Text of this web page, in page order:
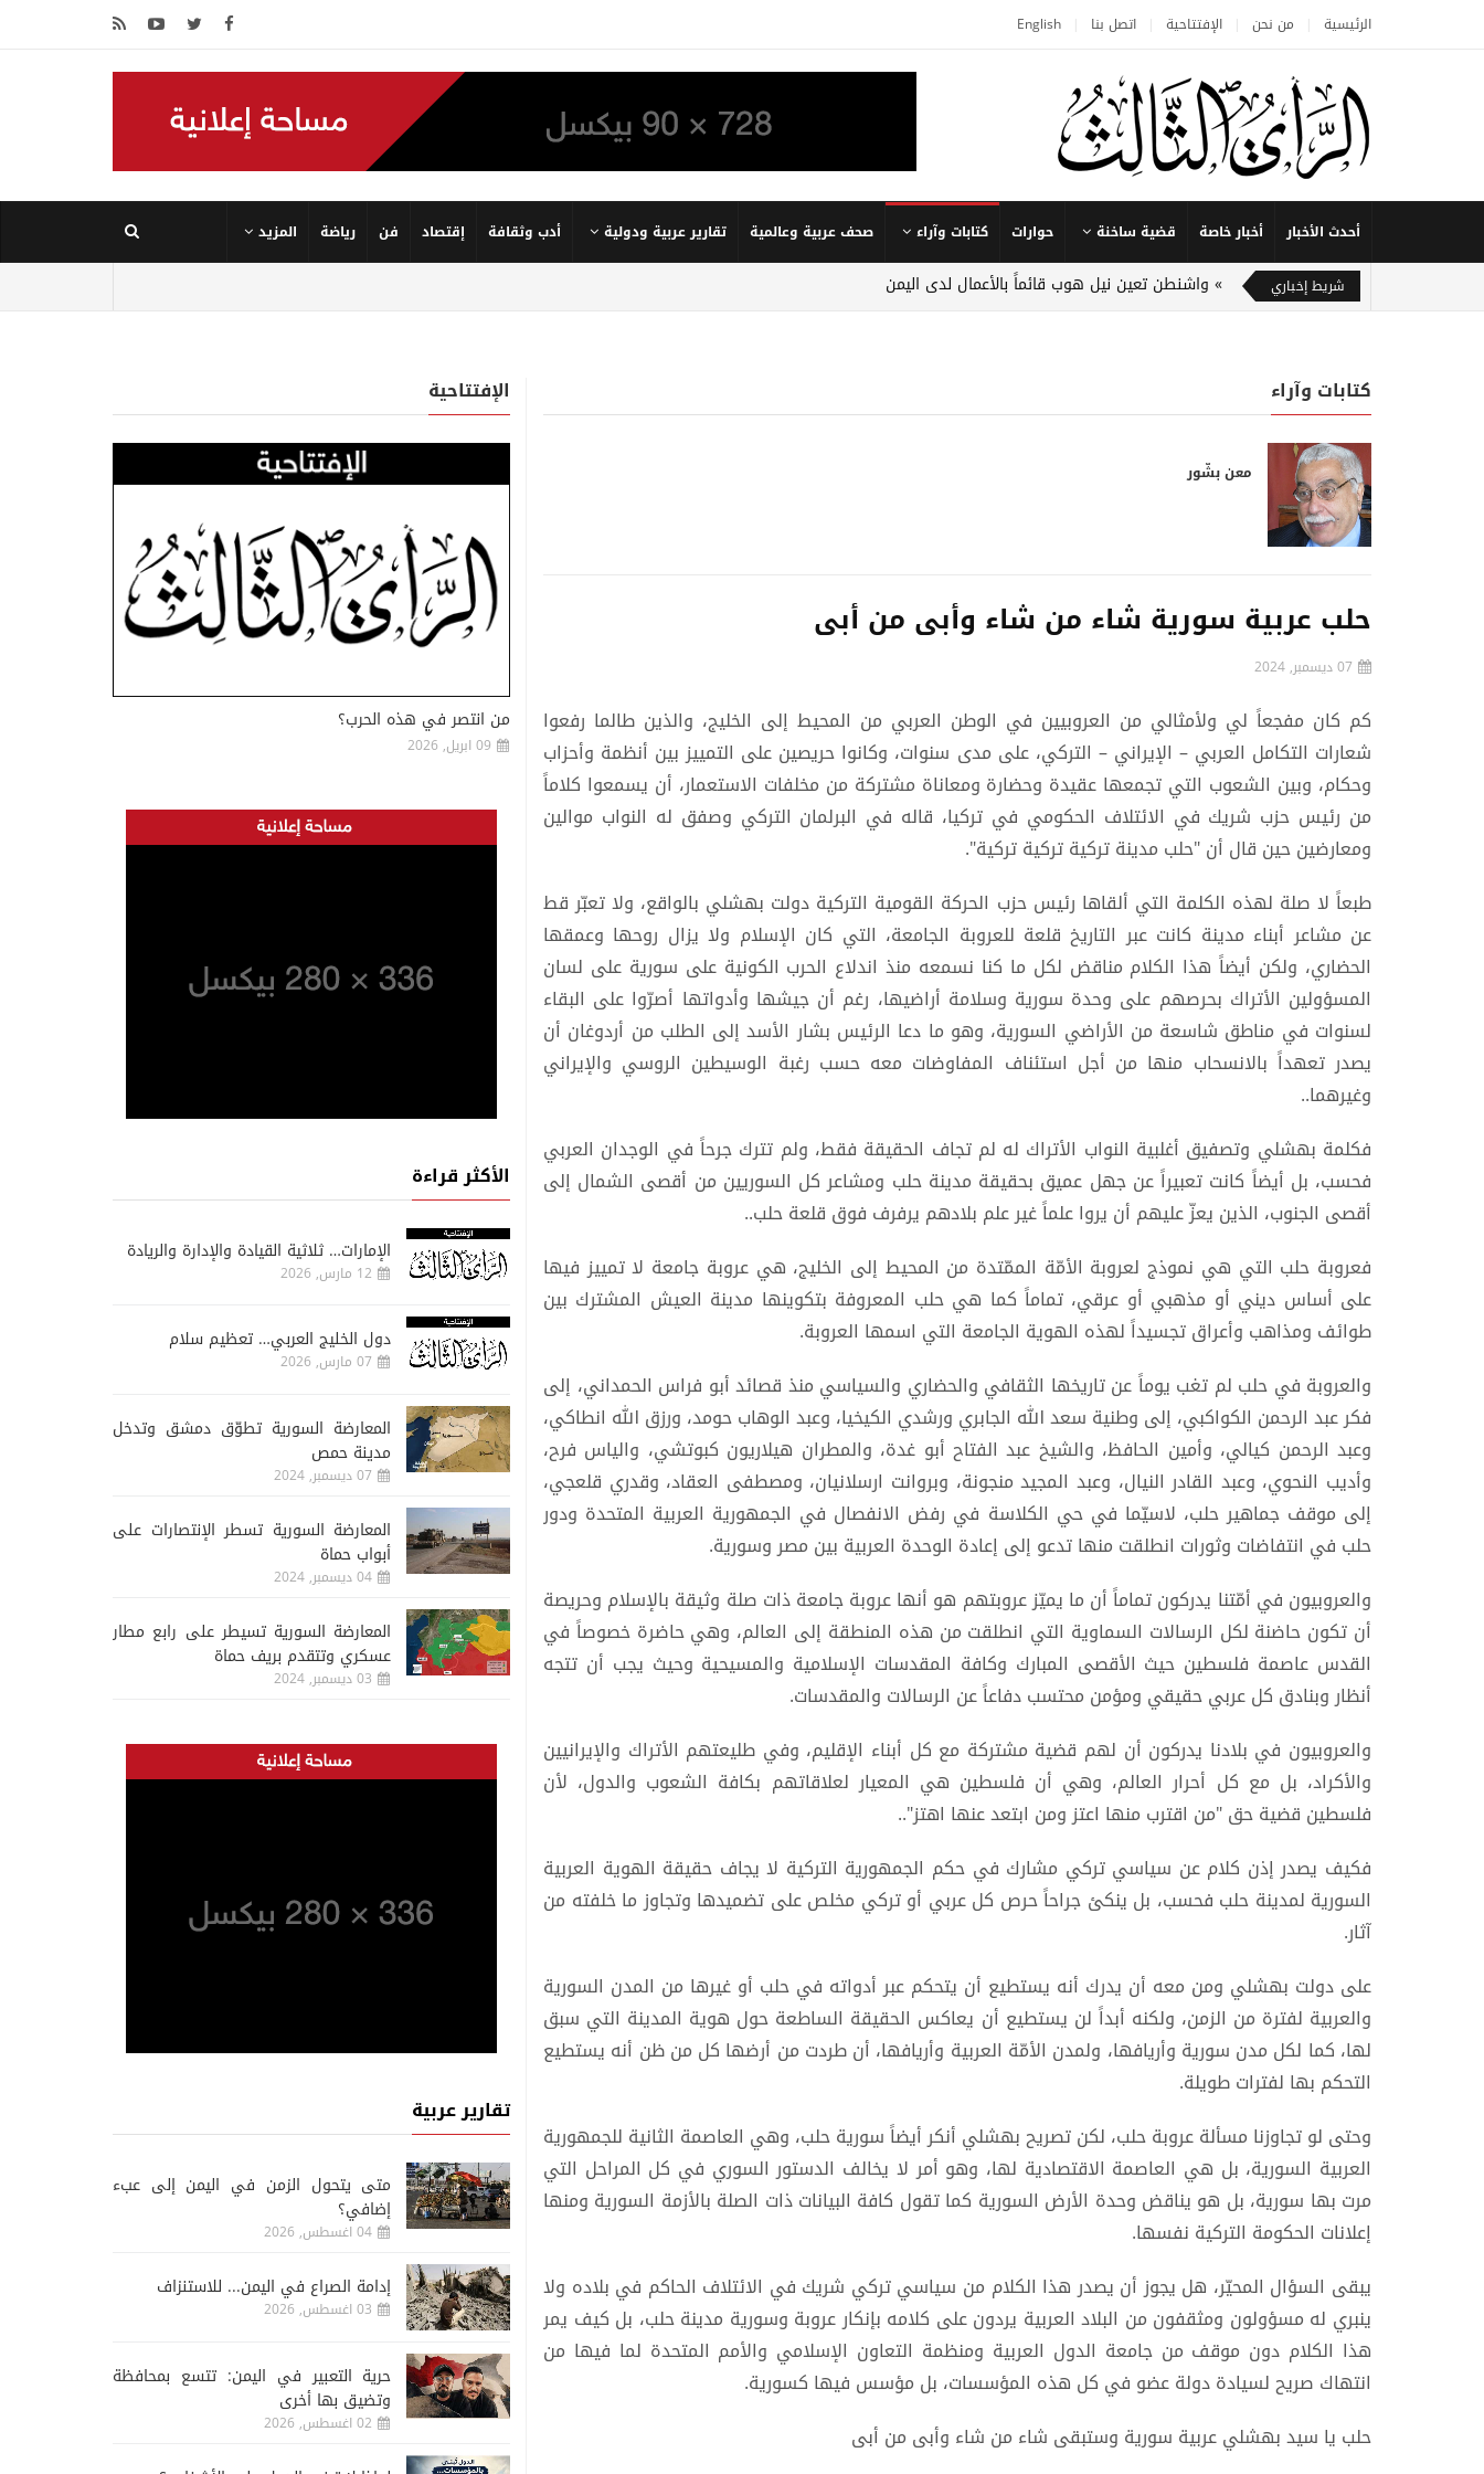
الرئيسية من نحن الإفتتاحية اتصل بنا English
أحدث الأخبار أخبار خاصة قضية ساخنة حوارات كتابات وآراء صحف عربية وعالمية تقارير عربية ودولية أدب وثقافة إقتصاد فن رياضة المزيد
شريط إخباري واشنطن تعين نيل هوب قائماً بالأعمال لدى اليمن
كتابات وآراء
معن بشّور
حلب عربية سورية شاء من شاء وأبى من أبى
07 ديسمبر, 2024
كم كان مفجعاً لي ولأمثالي من العروبيين في الوطن العربي من المحيط إلى الخليج، والذين طالما رفعوا
شعارات التكامل العربي – الإيراني – التركي، على مدى سنوات، وكانوا حريصين على التمييز بين أنظمة وأحزاب
وحكام، وبين الشعوب التي تجمعها عقيدة وحضارة ومعاناة مشتركة من مخلفات الاستعمار، أن يسمعوا كلاماً
من رئيس حزب شريك في الائتلاف الحكومي في تركيا، قاله في البرلمان التركي وصفق له النواب موالين
ومعارضين حين قال أن "حلب مدينة تركية تركية تركية".
طبعاً لا صلة لهذه الكلمة التي ألقاها رئيس حزب الحركة القومية التركية دولت بهشلي بالواقع، ولا تعبّر قط
عن مشاعر أبناء مدينة كانت عبر التاريخ قلعة للعروبة الجامعة، التي كان الإسلام ولا يزال روحها وعمقها
الحضاري، ولكن أيضاً هذا الكلام مناقض لكل ما كنا نسمعه منذ اندلاع الحرب الكونية على سورية على لسان
المسؤولين الأتراك بحرصهم على وحدة سورية وسلامة أراضيها، رغم أن جيشها وأدواتها أصرّوا على البقاء
لسنوات في مناطق شاسعة من الأراضي السورية، وهو ما دعا الرئيس بشار الأسد إلى الطلب من أردوغان أن
يصدر تعهداً بالانسحاب منها من أجل استئناف المفاوضات معه حسب رغبة الوسيطين الروسي والإيراني
وغيرهما..
فكلمة بهشلي وتصفيق أغلبية النواب الأتراك له لم تجاف الحقيقة فقط، ولم تترك جرحاً في الوجدان العربي
فحسب، بل أيضاً كانت تعبيراً عن جهل عميق بحقيقة مدينة حلب ومشاعر كل السوريين من أقصى الشمال إلى
أقصى الجنوب، الذين يعزّ عليهم أن يروا علماً غير علم بلادهم يرفرف فوق قلعة حلب..
فعروبة حلب التي هي نموذج لعروبة الأمّة الممّتدة من المحيط إلى الخليج، هي عروبة جامعة لا تمييز فيها
على أساس ديني أو مذهبي أو عرقي، تماماً كما هي حلب المعروفة بتكوينها مدينة العيش المشترك بين
طوائف ومذاهب وأعراق تجسيداً لهذه الهوية الجامعة التي اسمها العروبة.
والعروبة في حلب لم تغب يوماً عن تاريخها الثقافي والحضاري والسياسي منذ قصائد أبو فراس الحمداني، إلى
فكر عبد الرحمن الكواكبي، إلى وطنية سعد الله الجابري ورشدي الكيخيا، وعبد الوهاب حومد، ورزق الله انطاكي،
وعبد الرحمن كيالي، وأمين الحافظ، والشيخ عبد الفتاح أبو غدة، والمطران هيلاريون كبوتشي، والياس فرح،
وأديب النحوي، وعبد القادر النيال، وعبد المجيد منجونة، وبروانت ارسلانيان، ومصطفى العقاد، وقدري قلعجي،
إلى موقف جماهير حلب، لاسيّما في حي الكلاسة في رفض الانفصال في الجمهورية العربية المتحدة ودور
حلب في انتفاضات وثورات انطلقت منها تدعو إلى إعادة الوحدة العربية بين مصر وسورية.
والعروبيون في أمّتنا يدركون تماماً أن ما يميّز عروبتهم هو أنها عروبة جامعة ذات صلة وثيقة بالإسلام وحريصة
أن تكون حاضنة لكل الرسالات السماوية التي انطلقت من هذه المنطقة إلى العالم، وهي حاضرة خصوصاً في
القدس عاصمة فلسطين حيث الأقصى المبارك وكافة المقدسات الإسلامية والمسيحية وحيث يجب أن تتجه
أنظار وبنادق كل عربي حقيقي ومؤمن محتسب دفاعاً عن الرسالات والمقدسات.
والعروبيون في بلادنا يدركون أن لهم قضية مشتركة مع كل أبناء الإقليم، وفي طليعتهم الأتراك والإيرانيين
والأكراد، بل مع كل أحرار العالم، وهي أن فلسطين هي المعيار لعلاقاتهم بكافة الشعوب والدول، لأن
فلسطين قضية حق "من اقترب منها اعتز ومن ابتعد عنها اهتز"..
فكيف يصدر إذن كلام عن سياسي تركي مشارك في حكم الجمهورية التركية لا يجاف حقيقة الهوية العربية
السورية لمدينة حلب فحسب، بل ينكئ جراحاً حرص كل عربي أو تركي مخلص على تضميدها وتجاوز ما خلفته من
آثار.
على دولت بهشلي ومن معه أن يدرك أنه يستطيع أن يتحكم عبر أدواته في حلب أو غيرها من المدن السورية
والعربية لفترة من الزمن، ولكنه أبداً لن يستطيع أن يعاكس الحقيقة الساطعة حول هوية المدينة التي سبق
لها، كما لكل مدن سورية وأريافها، ولمدن الأمّة العربية وأريافها، أن طردت من أرضها كل من ظن أنه يستطيع
التحكم بها لفترات طويلة.
وحتى لو تجاوزنا مسألة عروبة حلب، لكن تصريح بهشلي أنكر أيضاً سورية حلب، وهي العاصمة الثانية للجمهورية
العربية السورية، بل هي العاصمة الاقتصادية لها، وهو أمر لا يخالف الدستور السوري في كل المراحل التي
مرت بها سورية، بل هو يناقض وحدة الأرض السورية كما تقول كافة البيانات ذات الصلة بالأزمة السورية ومنها
إعلانات الحكومة التركية نفسها.
يبقى السؤال المحيّر، هل يجوز أن يصدر هذا الكلام من سياسي تركي شريك في الائتلاف الحاكم في بلاده ولا
ينبري له مسؤولون ومثقفون من البلاد العربية يردون على كلامه بإنكار عروبة وسورية مدينة حلب، بل كيف يمر
هذا الكلام دون موقف من جامعة الدول العربية ومنظمة التعاون الإسلامي والأمم المتحدة لما فيها من
انتهاك صريح لسيادة دولة عضو في كل هذه المؤسسات، بل مؤسس فيها كسورية.
حلب يا سيد بهشلي عربية سورية وستبقى شاء من شاء وأبى من أبى
الإفتتاحية
من انتصر في هذه الحرب؟
09 ابريل, 2026
الأكثر قراءة
الإمارات… ثلاثية القيادة والإدارة والريادة
12 مارس, 2026
دول الخليج العربي… تعظيم سلام
07 مارس, 2026
المعارضة السورية تطوّق دمشق وتدخل
مدينة حمص
07 ديسمبر, 2024
المعارضة السورية تسطر الإنتصارات على
أبواب حماة
04 ديسمبر, 2024
المعارضة السورية تسيطر على رابع مطار
عسكري وتتقدم بريف حماة
03 ديسمبر, 2024
تقارير عربية
متى يتحول الزمن في اليمن إلى عبء
إضافي؟
04 اغسطس, 2026
إدامة الصراع في اليمن... للاستنزاف
03 اغسطس, 2026
حرية التعبير في اليمن: تتسع بمحافظة
وتضيق بها أخرى
02 اغسطس, 2026